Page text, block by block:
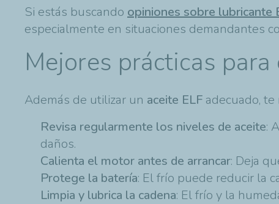
Si estás buscando opiniones sobre lubricante
especialmente en situaciones demandantes
Mejores prácticas
Además de utilizar un aceite ELF adecuado,
Revisa regularmente los niveles de aceite:
daños.
Calienta el motor antes de arrancar: Deja
Protege la batería: El frío puede reducir la
Limpia y lubrica la cadena: El frío y la